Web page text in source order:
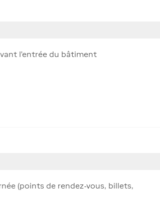
l'entrée du bâtiment
(points de rendez-vous, billets,